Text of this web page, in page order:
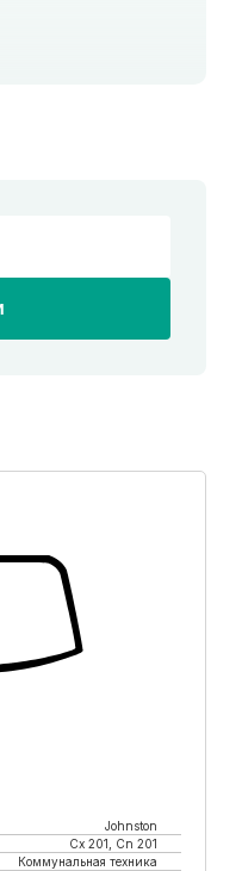
Johnston
Cx 201, Cn 201
Коммунальная техника